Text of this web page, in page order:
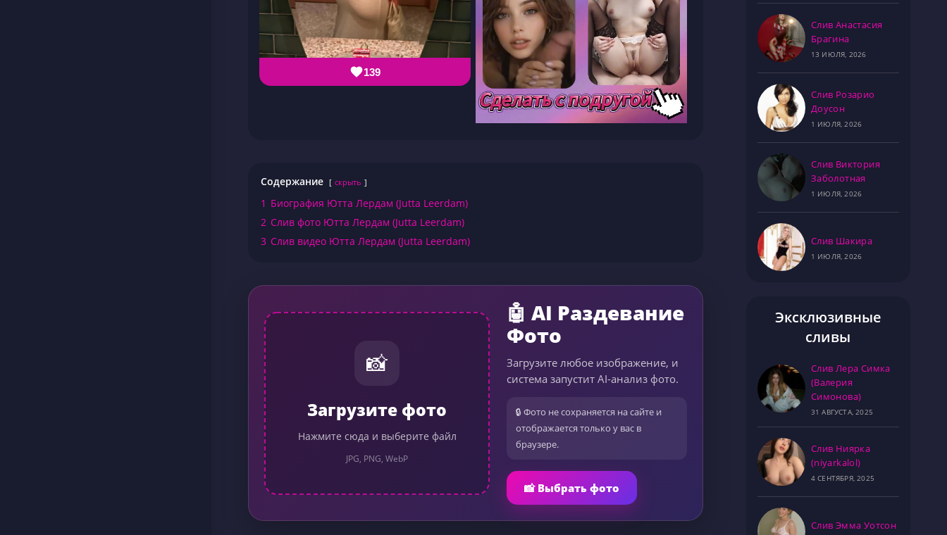
139
Содержание скрыть
1 Биография Ютта Лердам (Jutta Leerdam)
2 Слив фото Ютта Лердам (Jutta Leerdam)
3 Слив видео Ютта Лердам (Jutta Leerdam)
📸
Загрузите фото
Нажмите сюда и выберите файл
JPG, PNG, WebP
🤖 AI Раздевание
Фото
Загрузите любое изображение, и
система запустит AI-анализ фото.
🔒 Фото не сохраняется на сайте и
отображается только у вас в
браузере.
📸 Выбрать фото
Слив Анастасия
Брагина
13 ИЮЛЯ, 2026
Слив Розарио
Доусон
1 ИЮЛЯ, 2026
Слив Виктория
Заболотная
1 ИЮЛЯ, 2026
Слив Шакира
1 ИЮЛЯ, 2026
Эксклюзивные
сливы
Слив Лера Симка
(Валерия
Симонова)
31 АВГУСТА, 2025
Слив Ниярка
(niyarkalol)
4 СЕНТЯБРЯ, 2025
Слив Эмма Уотсон